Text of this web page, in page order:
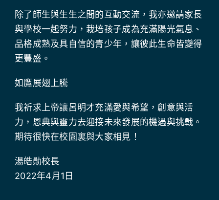
除了師生與生生之間的互動交流，我亦邀請家長
與學校一起努力，栽培孩子成為充滿陽光氣息、
品格成熟及具自信的青少年，讓彼此生命皆變得
更豐盛。
如鷹展翅上騰
我祈求上帝讓呂明才充滿愛與希望，創意與活
力，恩典與靈力去迎接未來發展的機遇與挑戰。
期待很快在校園裏與大家相見！
湯皓勛校長
2022年4月1日